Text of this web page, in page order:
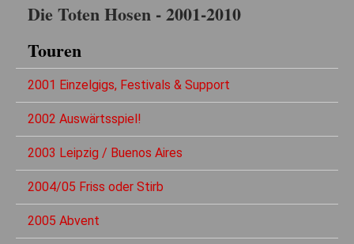
Die Toten Hosen - 2001-2010
Touren
2001 Einzelgigs, Festivals & Support
2002 Auswärtsspiel!
2003 Leipzig / Buenos Aires
2004/05 Friss oder Stirb
2005 Abvent